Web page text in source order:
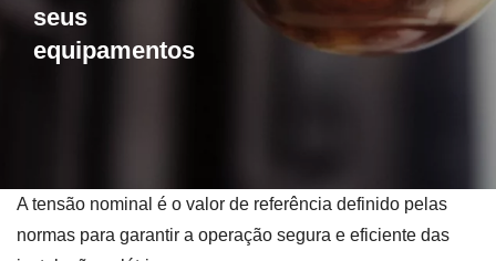
seus
equipamentos
A tensão nominal é o valor de referência definido pelas
normas para garantir a operação segura e eficiente das